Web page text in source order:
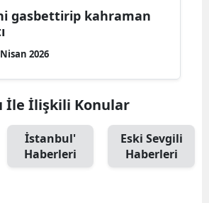
Çorum
Diyarbakır
Edirne
gasbettirip kahraman
2026
İle İlişkili Konular
İstanbul'
Haberleri
Eski Sevgili
Haberleri